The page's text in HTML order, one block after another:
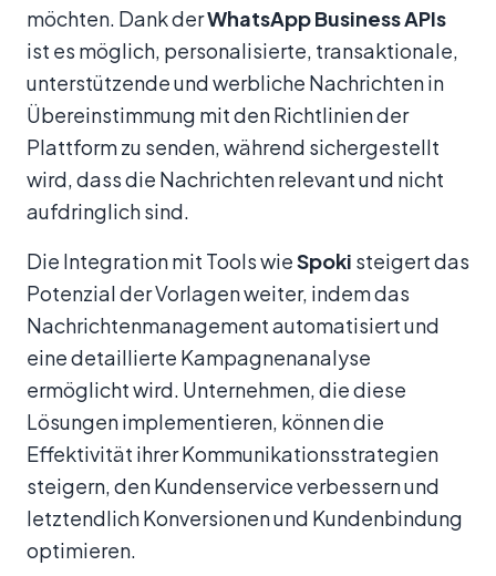
möchten. Dank derWhatsApp Business APIs
ist es möglich, personalisierte, transaktionale,
unterstützende und werbliche Nachrichten in
Übereinstimmung mit den Richtlinien der
Plattform zu senden, während sichergestellt
wird, dass die Nachrichten relevant und nicht
aufdringlich sind.
Die Integration mit Tools wieSpoki steigert das
Potenzial der Vorlagen weiter, indem das
Nachrichtenmanagement automatisiert und
eine detaillierte Kampagnenanalyse
ermöglicht wird. Unternehmen, die diese
Lösungen implementieren, können die
Effektivität ihrer Kommunikationsstrategien
steigern, den Kundenservice verbessern und
letztendlich Konversionen und Kundenbindung
optimieren.